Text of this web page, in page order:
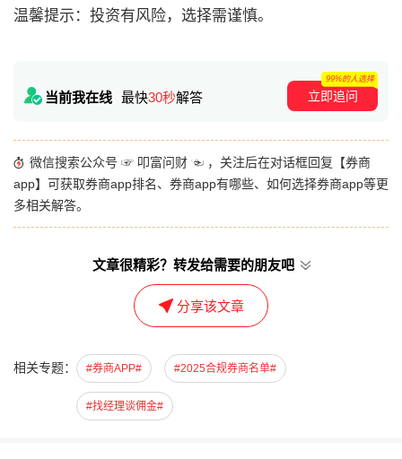
温馨提示：投资有风险，选择需谨慎。
当前我在线 最快30秒解答 立即追问
99%的人选择
微信搜索公众号 ☞ 叩富问财 ☜ ，关注后在对话框回复【券商
app】可获取券商app排名、券商app有哪些、如何选择券商app等更
多相关解答。
文章很精彩？转发给需要的朋友吧
分享该文章
相关专题： #券商APP# #2025合规券商名单#
#找经理谈佣金#